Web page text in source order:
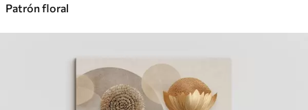
Patrón floral